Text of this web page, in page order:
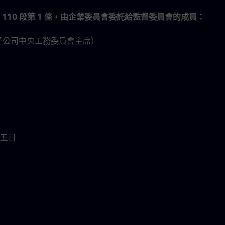
段第 1 條，由企業委員會委託給監督委員會的成員：
司中央工務委員會主席）
日